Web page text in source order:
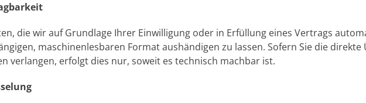
die wir auf Grundlage Ihrer Einwilligung oder in Erfüllung eines Vertrags
maschinenlesbaren Format aushändigen zu lassen. Sofern Sie die
verlangen, erfolgt dies nur, soweit es technisch machbar ist.